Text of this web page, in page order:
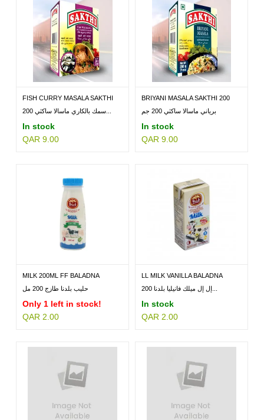
FISH CURRY MASALA SAKTHI
200GM
In stock
QAR 9.00
BRIYANI MASALA SAKTHI 200
برياني ماسالا ساكثي 200 جم
In stock
QAR 9.00
MILK 200ML FF BALADNA
حليب بلدنا طازج 200 مل
Only 1 left in stock!
QAR 2.00
LL MILK VANILLA BALADNA
200ML
In stock
QAR 2.00